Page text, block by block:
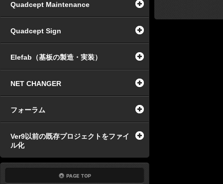
Quadcept Maintenance
Quadcept Sign
Elefab（基板の製造・実装）
NET CHANGER
フォーラム
Ver9以前の既存プロジェクトをファイ
ル化